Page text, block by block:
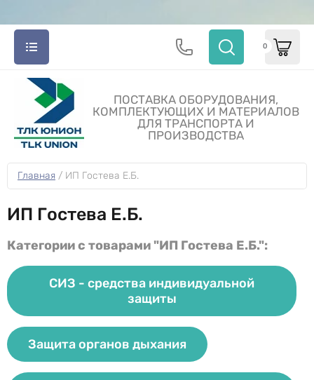
ПОСТАВКА ОБОРУДОВАНИЯ,
КОМПЛЕКТУЮЩИХ И МАТЕРИАЛОВ
ДЛЯ ТРАНСПОРТА И
ПРОИЗВОДСТВА
0
Главная / ИП Гостева Е.Б.
ИП Гостева Е.Б.
Категории с товарами "ИП Гостева Е.Б.":
СИЗ - средства индивидуальной
защиты
Защита органов дыхания